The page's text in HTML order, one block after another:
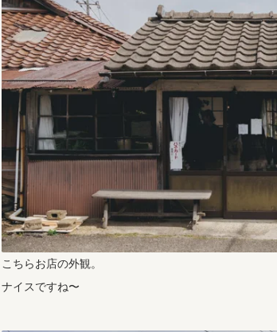
こちらお店の外観。
ナイスですね〜